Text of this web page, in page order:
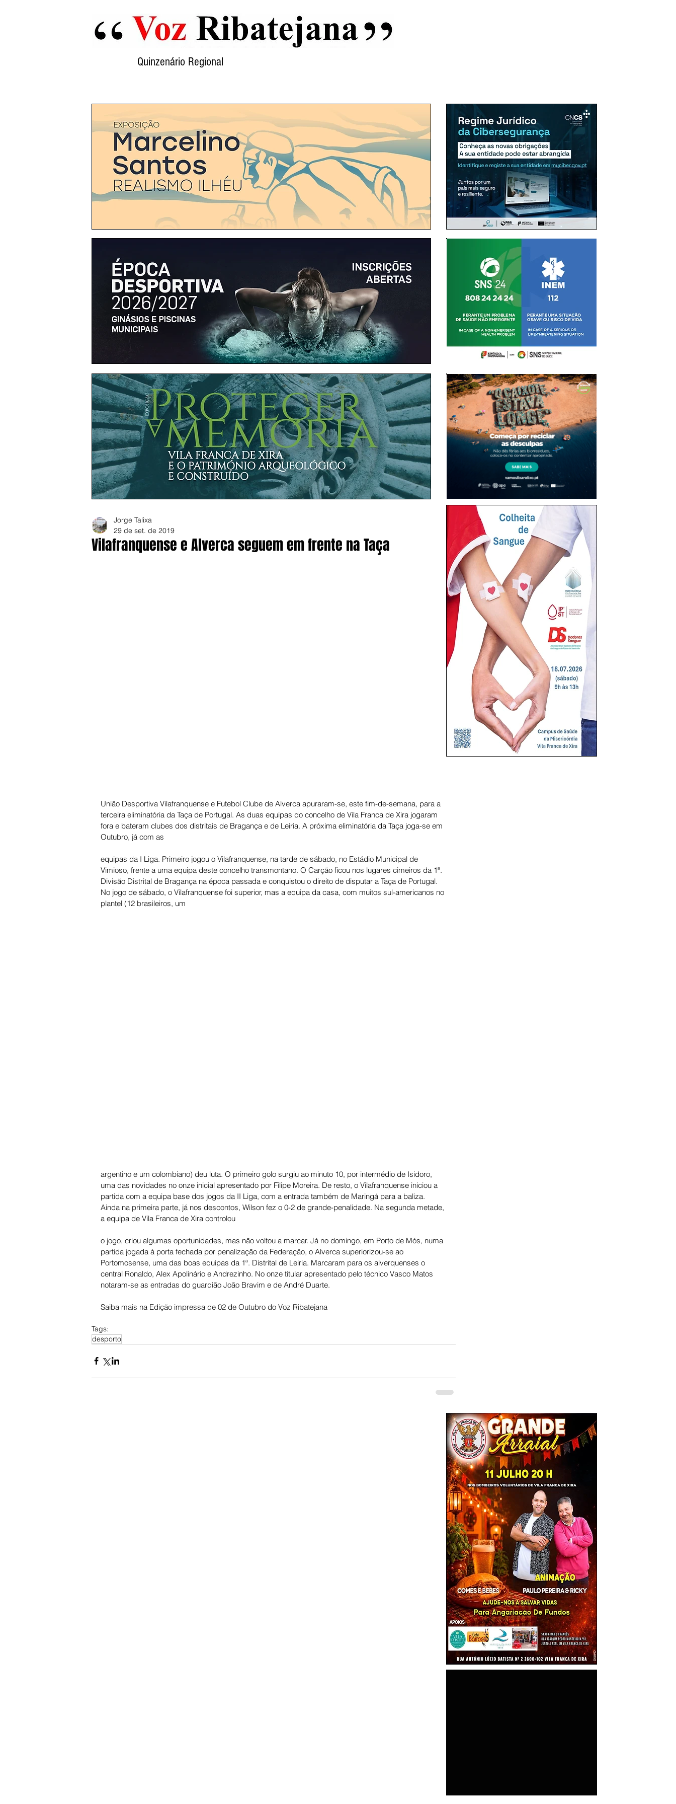
Quinzenário Regional
Vilafranquense e Alverca seguem em frente na Taça
Jorge Talixa
29 de set. de 2019
União Desportiva Vilafranquense e Futebol Clube de Alverca apuraram-se, este fim-de-semana, para a
terceira eliminatória da Taça de Portugal. As duas equipas do concelho de Vila Franca de Xira jogaram
fora e bateram clubes dos distritais de Bragança e de Leiria. A próxima eliminatória da Taça joga-se em
Outubro, já com as
equipas da I Liga. Primeiro jogou o Vilafranquense, na tarde de sábado, no Estádio Municipal de
Vimioso, frente a uma equipa deste concelho transmontano. O Carção ficou nos lugares cimeiros da 1ª.
Divisão Distrital de Bragança na época passada e conquistou o direito de disputar a Taça de Portugal.
No jogo de sábado, o Vilafranquense foi superior, mas a equipa da casa, com muitos sul-americanos no
plantel (12 brasileiros, um
argentino e um colombiano) deu luta. O primeiro golo surgiu ao minuto 10, por intermédio de Isidoro,
uma das novidades no onze inicial apresentado por Filipe Moreira. De resto, o Vilafranquense iniciou a
partida com a equipa base dos jogos da II Liga, com a entrada também de Maringá para a baliza.
Ainda na primeira parte, já nos descontos, Wilson fez o 0-2 de grande-penalidade. Na segunda metade,
a equipa de Vila Franca de Xira controlou
o jogo, criou algumas oportunidades, mas não voltou a marcar. Já no domingo, em Porto de Mós, numa
partida jogada à porta fechada por penalização da Federação, o Alverca superiorizou-se ao
Portomosense, uma das boas equipas da 1ª. Distrital de Leiria. Marcaram para os alverquenses o
central Ronaldo, Alex Apolinário e Andrezinho. No onze titular apresentado pelo técnico Vasco Matos
notaram-se as entradas do guardião João Bravim e de André Duarte.
Saiba mais na Edição impressa de 02 de Outubro do Voz Ribatejana
Tags:
desporto